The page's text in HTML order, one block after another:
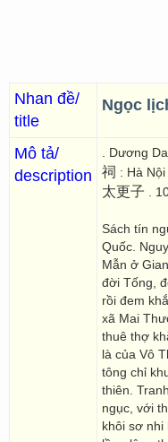
Nhan đề/
title
Ngọc
Mô tả/
description
. Dương
祠 : Hà Nội
太更子 .
Sách tín
Quốc.
Mẫn ở
đời Tống,
rồi đem
xã Mai
thuê thợ
là của Vô
tông chỉ
thiên.
ngục, với
khôi sơ nhi